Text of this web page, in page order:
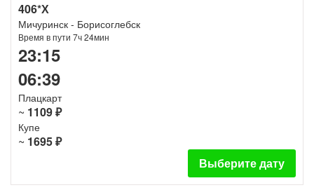
406*Х
Мичуринск - Борисоглебск
Время в пути 7ч 24мин
23:15
06:39
Плацкарт
~ 1109 ₽
Купе
~ 1695 ₽
Выберите дату